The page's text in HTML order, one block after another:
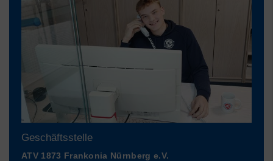
Geschäftsstelle
ATV 1873 Frankonia Nürnberg e.V.